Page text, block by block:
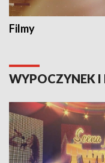
Filmy
WYPOCZYNEK I